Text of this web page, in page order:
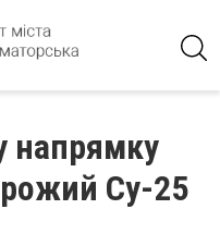
напрямку
Су-25